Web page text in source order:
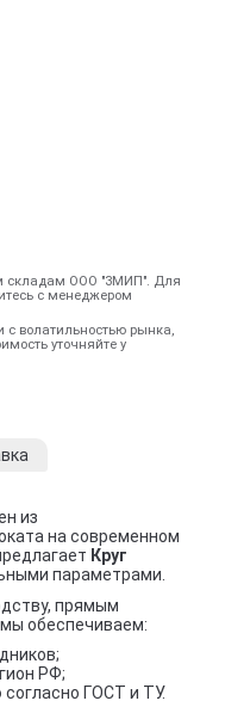
складам ООО "ЗМИП". Для
с менеджером
с волатильностью рынка,
уточняйте у
из
на современном
Круг
параметрами.
прямым
обеспечиваем:
РФ;
согласно ГОСТ и ТУ.